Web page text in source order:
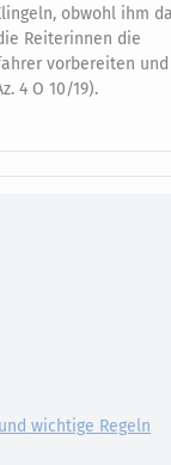
obwohl ihm
Reiterinnen die
vorbereiten und
4 O 10/19).
wichtige Regeln